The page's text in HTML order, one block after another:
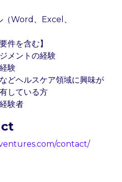
（Word、Excel、
件を含む】
メントの経験
験
どヘルスケア領域に興味が
している方
験者
contact/